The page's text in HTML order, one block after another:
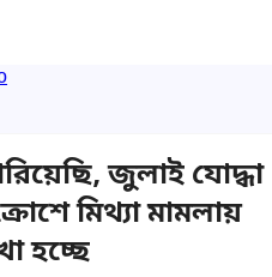
জুলাই যোদ্ধা
মিথ্যা মামলায়
হচ্ছে